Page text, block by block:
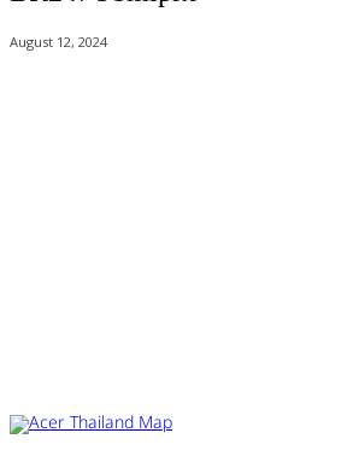
August 12, 2024